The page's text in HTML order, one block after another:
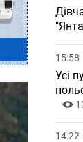
15:58
Усі
14:22